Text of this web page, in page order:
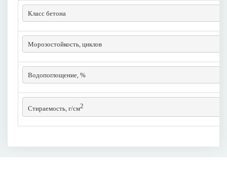
Класс бетона
Морозостойкость, циклов
Водопоглощение, %
Стираемость, г/см2